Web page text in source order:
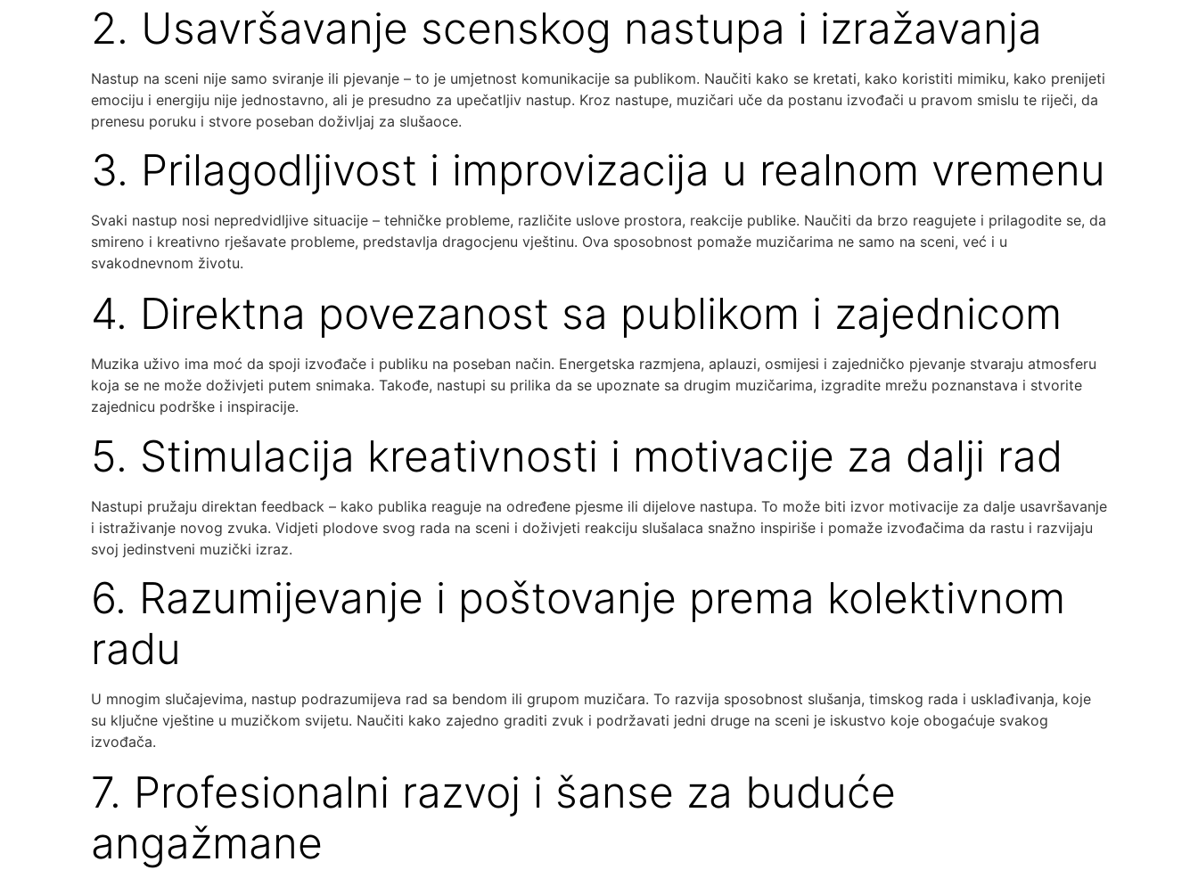
2. Usavršavanje scenskog nastupa i izražavanja
Nastup na sceni nije samo sviranje ili pjevanje – to je umjetnost komunikacije sa publikom. Naučiti kako se kretati, kako koristiti mimiku, kako prenijeti
emociju i energiju nije jednostavno, ali je presudno za upečatljiv nastup. Kroz nastupe, muzičari uče da postanu izvođači u pravom smislu te riječi, da
prenesu poruku i stvore poseban doživljaj za slušaoce.
3. Prilagodljivost i improvizacija u realnom vremenu
Svaki nastup nosi nepredvidljive situacije – tehničke probleme, različite uslove prostora, reakcije publike. Naučiti da brzo reagujete i prilagodite se, da
smireno i kreativno rješavate probleme, predstavlja dragocjenu vještinu. Ova sposobnost pomaže muzičarima ne samo na sceni, već i u
svakodnevnom životu.
4. Direktna povezanost sa publikom i zajednicom
Muzika uživo ima moć da spoji izvođače i publiku na poseban način. Energetska razmjena, aplauzi, osmijesi i zajedničko pjevanje stvaraju atmosferu
koja se ne može doživjeti putem snimaka. Takođe, nastupi su prilika da se upoznate sa drugim muzičarima, izgradite mrežu poznanstava i stvorite
zajednicu podrške i inspiracije.
5. Stimulacija kreativnosti i motivacije za dalji rad
Nastupi pružaju direktan feedback – kako publika reaguje na određene pjesme ili dijelove nastupa. To može biti izvor motivacije za dalje usavršavanje
i istraživanje novog zvuka. Vidjeti plodove svog rada na sceni i doživjeti reakciju slušalaca snažno inspiriše i pomaže izvođačima da rastu i razvijaju
svoj jedinstveni muzički izraz.
6. Razumijevanje i poštovanje prema kolektivnom
radu
U mnogim slučajevima, nastup podrazumijeva rad sa bendom ili grupom muzičara. To razvija sposobnost slušanja, timskog rada i usklađivanja, koje
su ključne vještine u muzičkom svijetu. Naučiti kako zajedno graditi zvuk i podržavati jedni druge na sceni je iskustvo koje obogaćuje svakog
izvođača.
7. Profesionalni razvoj i šanse za buduće
angažmane